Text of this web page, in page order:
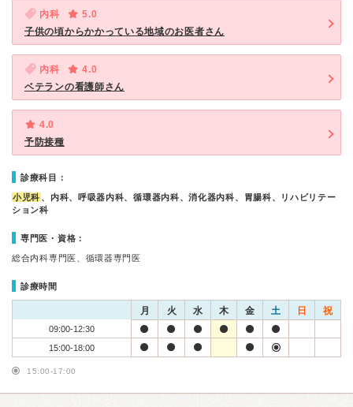
内科
5.0
子供の頃からかかっている地域のお医者さん
内科
4.0
ベテランの看護師さん
4.0
予防接種
診療科目：
小児科 、内科、呼吸器内科、循環器内科、消化器内科、胃腸科、リハビリテー
ション科
専門医・資格：
総合内科専門医、循環器専門医
診療時間
月 火 水 木 金 土 日 祝
09:00-12:30
15:00-18:00
15:00-17:00